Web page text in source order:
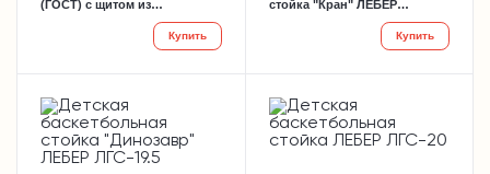
(ГОСТ) с щитом из
поликарбоната ЛЕБЕР
Купить
стойка "Кран" ЛЕБЕР
Купить